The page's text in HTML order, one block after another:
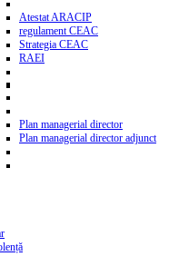
Atestat ARACIP
regulament CEAC
Strategia CEAC
RAEI
Plan managerial director
Plan managerial director adjunct